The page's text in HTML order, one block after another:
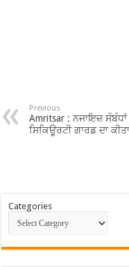
Previous
Amritsar : ਨਜਾਇਜ਼
ਸਿਕਿਊਰਟੀ ਗਾਰਡ ਦਾ
Categories